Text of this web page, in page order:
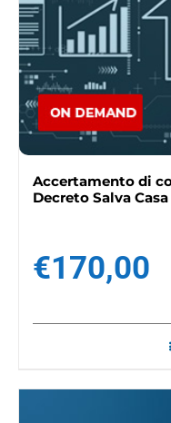
Accertamento di
Decreto Salva Casa
€170,00